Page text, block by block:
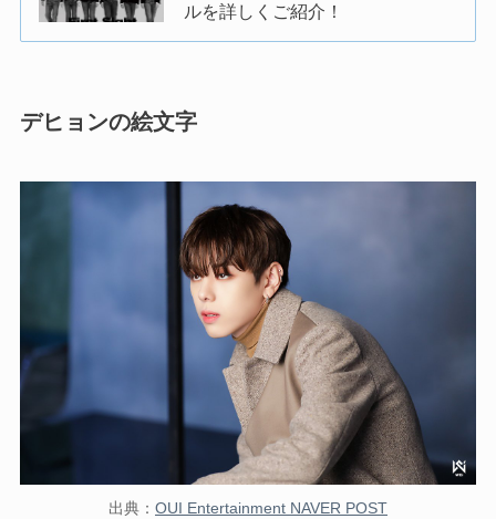
ルを詳しくご紹介！
デヒョンの絵文字
出典： OUI Entertainment NAVER POST